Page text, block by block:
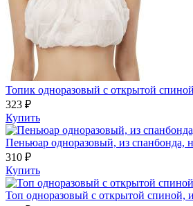
Топик одноразовый с открытой
323 ₽
Купить
Пеньюар одноразовый, из спанбонда,
310 ₽
Купить
Топ одноразовый с открытой спиной,